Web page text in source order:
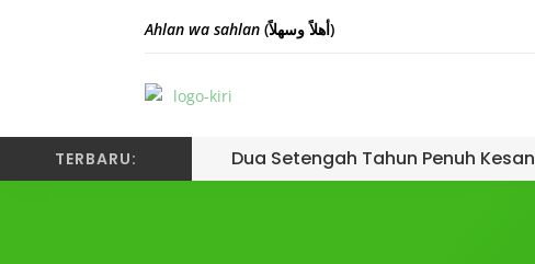
Ahlan wa sahlan (أهلاً وسهلاً)
TERBARU: Dua Setengah Tahun Penuh